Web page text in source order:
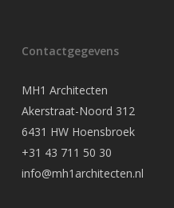
Contactgegevens
MH1 Architecten
Akerstraat-Noord 312
6431 HW Hoensbroek
+31 43 711 50 30
info@mh1architecten.nl